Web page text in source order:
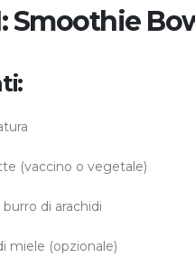
Smoothie
(vaccino o vegetale)
di arachidi
miele (opzionale)